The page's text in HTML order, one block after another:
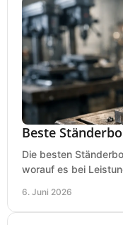
Beste
Die besten
worauf es bei
6. Juni 2026